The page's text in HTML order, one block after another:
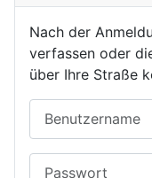
Nach der
verfassen oder
über Ihre Straße